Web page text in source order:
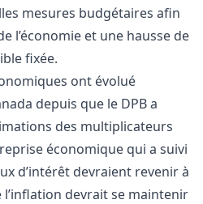
mesures budgétaires afin
l’économie et une hausse de
fixée.
ont évolué
depuis que le DPB a
des multiplicateurs
économique qui a suivi
d’intérêt devraient revenir à
devrait se maintenir